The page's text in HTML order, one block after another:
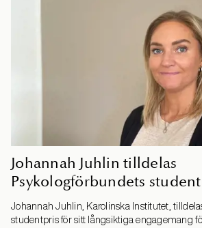
Johannah Juhlin tilldelas
Psykologförbundets
Johannah Juhlin, Karolinska Institutet,
studentpris för sitt långsiktiga engagemang